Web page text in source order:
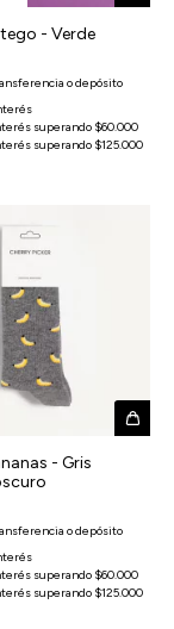
- Verde
o depósito
- Gris
o depósito